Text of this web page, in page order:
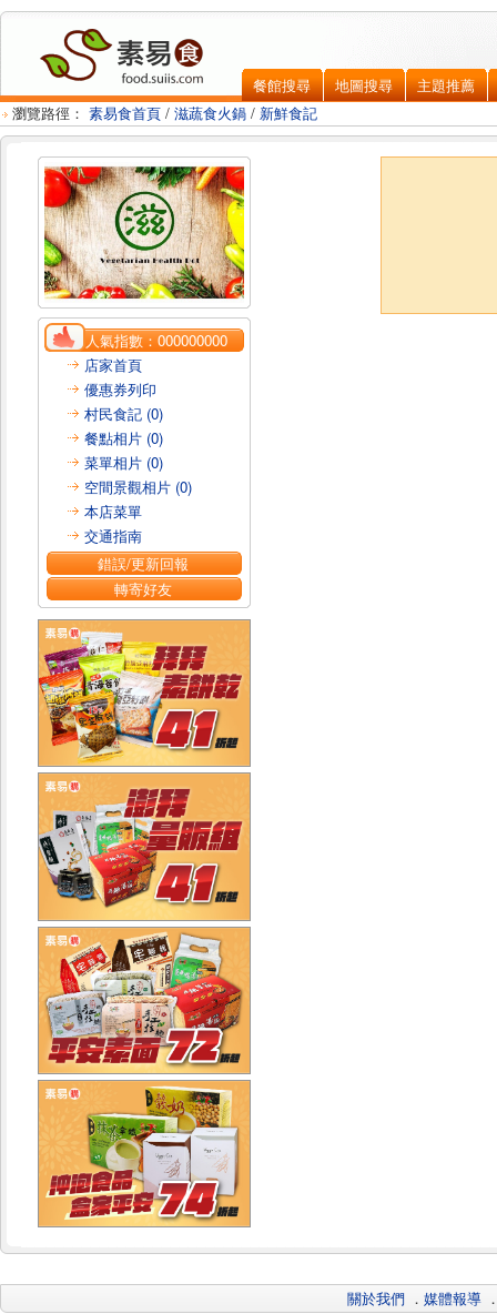
餐館搜尋 地圖搜尋
主題推薦
瀏覽路徑： 素易食首頁 / 滋蔬食火鍋 / 新鮮食記
人氣指數：000000000
店家首頁
優惠券列印
村民食記 (0)
餐點相片 (0)
菜單相片 (0)
空間景觀相片 (0)
本店菜單
交通指南
錯誤/更新回報
轉寄好友
關於我們 ． 媒體報導